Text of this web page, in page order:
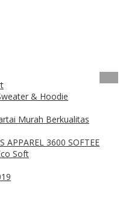
& Hoodie
Murah Berkualitas
APPAREL 3600 SOFTEE
Soft